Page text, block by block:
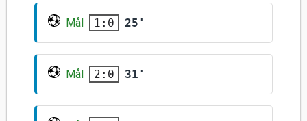
Mål 1:0 25'
Mål 2:0 31'